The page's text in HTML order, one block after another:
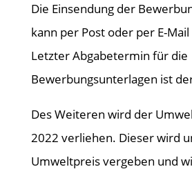
Die Einsendung der
kann per Post oder per E-
Letzter Abgabetermin für die
Bewerbungsunterlagen ist
Des Weiteren wird der
2022 verliehen. Dieser wird
Umweltpreis vergeben und